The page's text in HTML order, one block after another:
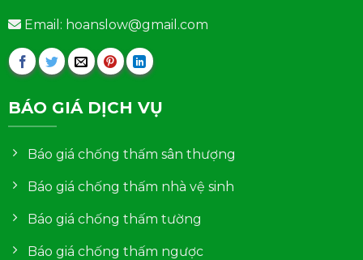
Email: hoanslow@gmail.com
BÁO GIÁ DỊCH VỤ
Báo giá chống thấm sân thượng
Báo giá chống thấm nhà vệ sinh
Báo giá chống thấm tường
Báo giá chống thấm ngược